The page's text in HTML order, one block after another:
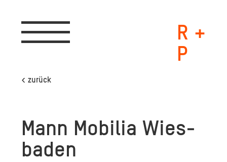
R +
P
Toggle
navigation
< zurück
Mann Mo­bi­lia Wies­
ba­den